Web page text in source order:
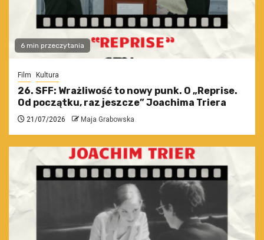
6 min przeczytania
Film Kultura
26. SFF: Wrażliwość to nowy punk. O „Reprise.
Od początku, raz jeszcze” Joachima Triera
21/07/2026 Maja Grabowska